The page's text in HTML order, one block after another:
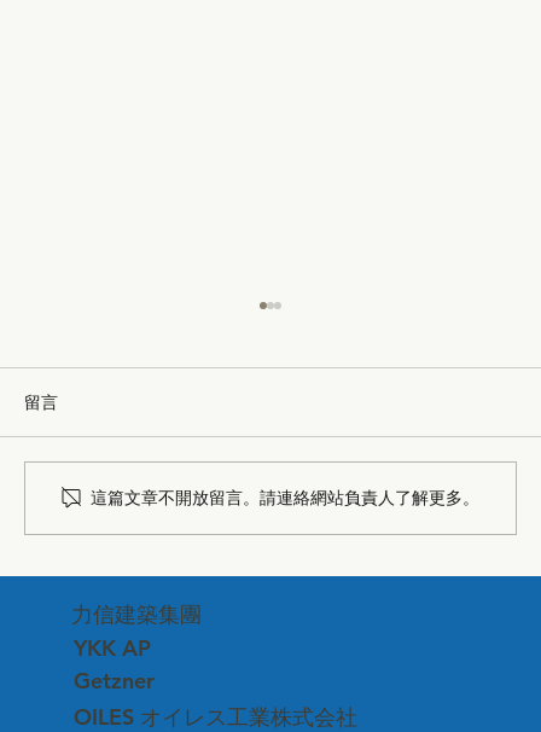
OILES オイレス工業株式会社
Getzner
YKK AP
力信建築集團
結建築美學
留言
這篇文章不開放留言。請連絡網站負責人了解更多。